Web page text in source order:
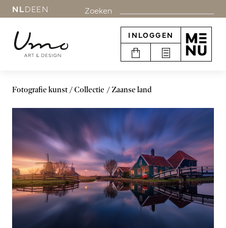
NLDEEN Zoeken
INLOGGEN
Fotografie kunst Collectie Zaanse land